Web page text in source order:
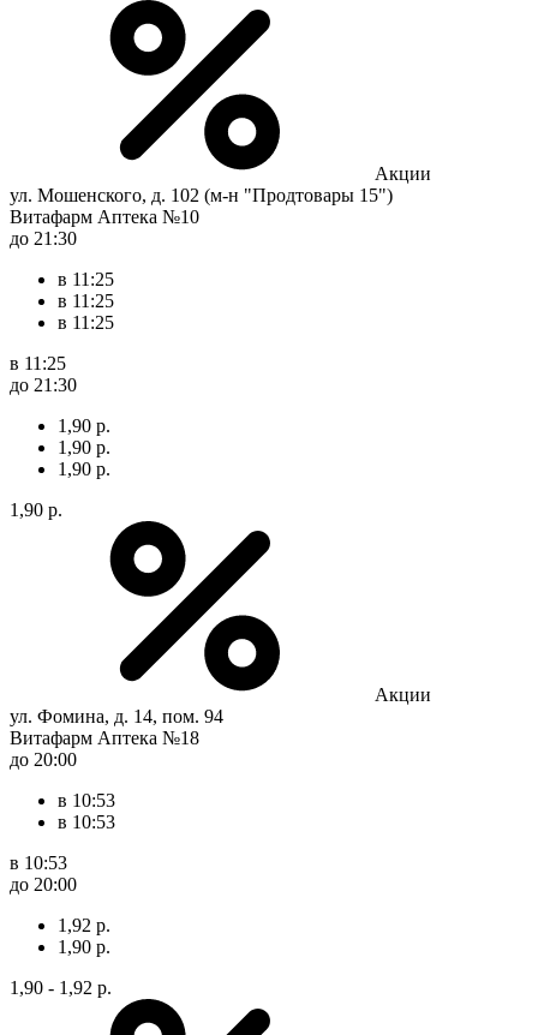
Акции
ул. Мошенского, д. 102 (м-н "Продтовары 15")
Витафарм Аптека №10
до 21:30
в 11:25
в 11:25
в 11:25
в 11:25
до 21:30
1,90 р.
1,90 р.
1,90 р.
1,90 р.
Акции
ул. Фомина, д. 14, пом. 94
Витафарм Аптека №18
до 20:00
в 10:53
в 10:53
в 10:53
до 20:00
1,92 р.
1,90 р.
1,90 - 1,92 р.